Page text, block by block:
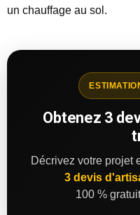
un chauffage au sol.
Obtenez 3
Décrivez votre projet
3 devis
100 %